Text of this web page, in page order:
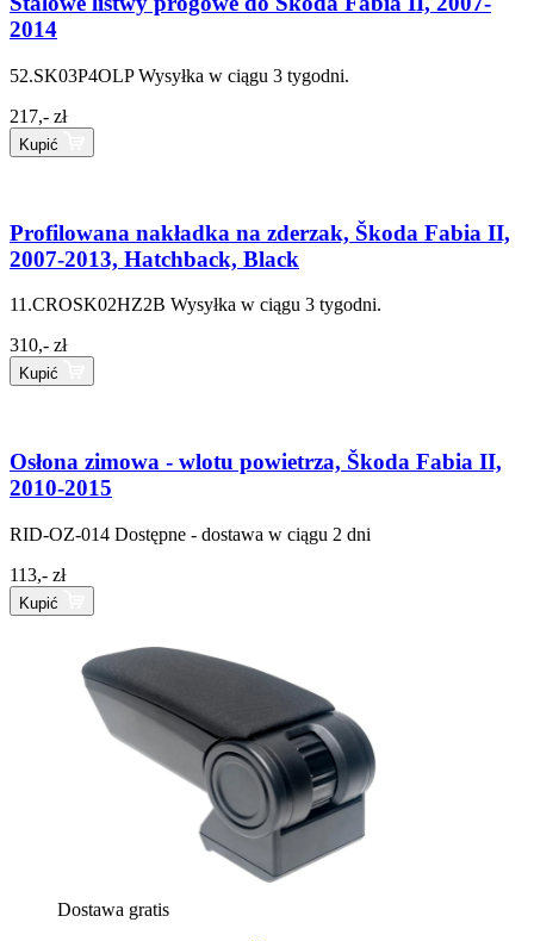
2014
52.SK03P4OLP Wysyłka w ciągu 3 tygodni.
217,- zł
Kupić
Profilowana nakładka na zderzak, Škoda Fabia II,
2007-2013, Hatchback, Black
11.CROSK02HZ2B Wysyłka w ciągu 3 tygodni.
310,- zł
Kupić
Osłona zimowa - wlotu powietrza, Škoda Fabia II,
2010-2015
RID-OZ-014 Dostępne - dostawa w ciągu 2 dni
113,- zł
Kupić
Dostawa gratis